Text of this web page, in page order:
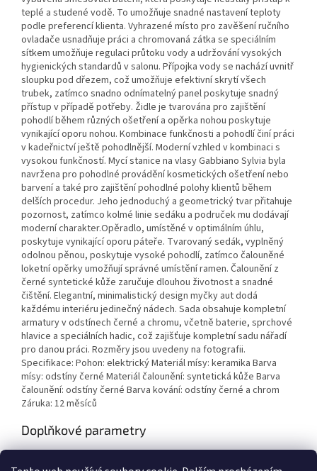
teplé a studené vodě. To umožňuje snadné nastavení teploty
podle preferencí klienta. Vyhrazené místo pro zavěšení ručního
ovladače usnadňuje práci a chromovaná zátka se speciálním
sítkem umožňuje regulaci průtoku vody a udržování vysokých
hygienických standardů v salonu. Přípojka vody se nachází uvnitř
sloupku pod dřezem, což umožňuje efektivní skrytí všech
trubek, zatímco snadno odnímatelný panel poskytuje snadný
přístup v případě potřeby. Židle je tvarována pro zajištění
pohodlí během různých ošetření a opěrka nohou poskytuje
vynikající oporu nohou. Kombinace funkčnosti a pohodlí činí práci
v kadeřnictví ještě pohodlnější. Moderní vzhled v kombinaci s
vysokou funkčností. Mycí stanice na vlasy Gabbiano Sylvia byla
navržena pro pohodlné provádění kosmetických ošetření nebo
barvení a také pro zajištění pohodlné polohy klientů během
delších procedur. Jeho jednoduchý a geometrický tvar přitahuje
pozornost, zatímco kolmé linie sedáku a područek mu dodávají
moderní charakter.Opěradlo, umístěné v optimálním úhlu,
poskytuje vynikající oporu páteře. Tvarovaný sedák, vyplněný
odolnou pěnou, poskytuje vysoké pohodlí, zatímco čalouněné
loketní opěrky umožňují správné umístění ramen. Čalounění z
černé syntetické kůže zaručuje dlouhou životnost a snadné
čištění. Elegantní, minimalistický design myčky aut dodá
každému interiéru jedinečný nádech. Sada obsahuje kompletní
armatury v odstínech černé a chromu, včetně baterie, sprchové
hlavice a speciálních hadic, což zajišťuje kompletní sadu nářadí
pro danou práci. Rozměry jsou uvedeny na fotografii.
Specifikace: Pohon: elektrický Materiál mísy: keramika Barva
mísy: odstíny černé Materiál čalounění: syntetická kůže Barva
čalounění: odstíny černé Barva kování: odstíny černé a chrom
Záruka: 12 měsíců
Doplňkové parametry